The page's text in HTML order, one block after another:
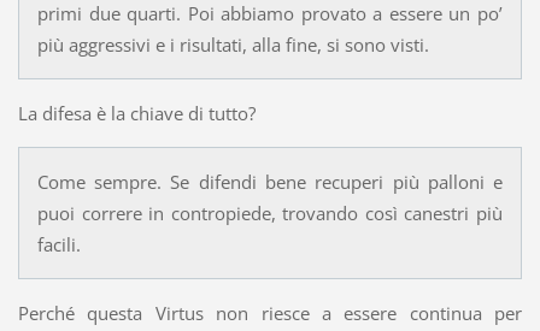
primi due quarti. Poi abbiamo provato a essere un po’
più aggressivi e i risultati, alla fine, si sono visti.
La difesa è la chiave di tutto?
Come sempre. Se difendi bene recuperi più palloni e
puoi correre in contropiede, trovando così canestri più
facili.
Perché questa Virtus non riesce a essere continua per